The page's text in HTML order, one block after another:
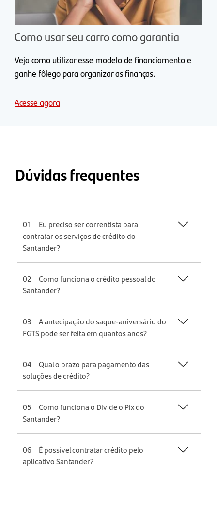
Como usar seu carro como garantia
Veja como utilizar esse modelo de financiamento e
ganhe fôlego para organizar as finanças.
Acesse agora
Dúvidas frequentes
01
Eu preciso ser correntista para
contratar os serviços de crédito do
Santander?
02
Como funciona o crédito pessoal do
Santander?
03
A antecipação do saque-aniversário do
FGTS pode ser feita em quantos anos?
04
Qual o prazo para pagamento das
soluções de crédito?
05
Como funciona o Divide o Pix do
Santander?
06
É possível contratar crédito pelo
aplicativo Santander?